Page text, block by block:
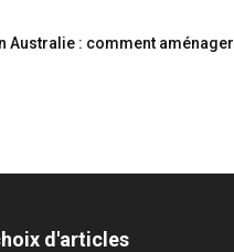
Australie : comment aménager
d'articles